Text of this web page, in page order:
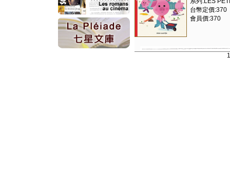
台幣定價:370
會員價:370
1